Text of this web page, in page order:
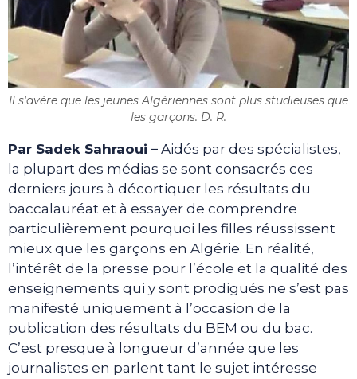
Il s'avère que les jeunes Algériennes sont plus studieuses que
les garçons. D. R.
Par Sadek Sahraoui – Aidés par des spécialistes,
la plupart des médias se sont consacrés ces
derniers jours à décortiquer les résultats du
baccalauréat et à essayer de comprendre
particulièrement pourquoi les filles réussissent
mieux que les garçons en Algérie. En réalité,
l’intérêt de la presse pour l’école et la qualité des
enseignements qui y sont prodigués ne s’est pas
manifesté uniquement à l’occasion de la
publication des résultats du BEM ou du bac.
C’est presque à longueur d’année que les
journalistes en parlent tant le sujet intéresse